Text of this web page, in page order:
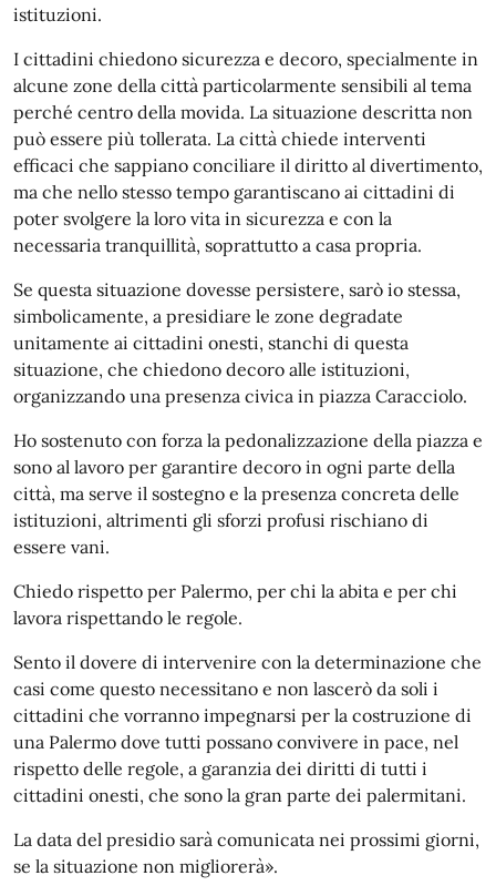
istituzioni.
I cittadini chiedono sicurezza e decoro, specialmente in
alcune zone della città particolarmente sensibili al tema
perché centro della movida. La situazione descritta non
può essere più tollerata. La città chiede interventi
efficaci che sappiano conciliare il diritto al divertimento,
ma che nello stesso tempo garantiscano ai cittadini di
poter svolgere la loro vita in sicurezza e con la
necessaria tranquillità, soprattutto a casa propria.
Se questa situazione dovesse persistere, sarò io stessa,
simbolicamente, a presidiare le zone degradate
unitamente ai cittadini onesti, stanchi di questa
situazione, che chiedono decoro alle istituzioni,
organizzando una presenza civica in piazza Caracciolo.
Ho sostenuto con forza la pedonalizzazione della piazza e
sono al lavoro per garantire decoro in ogni parte della
città, ma serve il sostegno e la presenza concreta delle
istituzioni, altrimenti gli sforzi profusi rischiano di
essere vani.
Chiedo rispetto per Palermo, per chi la abita e per chi
lavora rispettando le regole.
Sento il dovere di intervenire con la determinazione che
casi come questo necessitano e non lascerò da soli i
cittadini che vorranno impegnarsi per la costruzione di
una Palermo dove tutti possano convivere in pace, nel
rispetto delle regole, a garanzia dei diritti di tutti i
cittadini onesti, che sono la gran parte dei palermitani.
La data del presidio sarà comunicata nei prossimi giorni,
se la situazione non migliorerà».